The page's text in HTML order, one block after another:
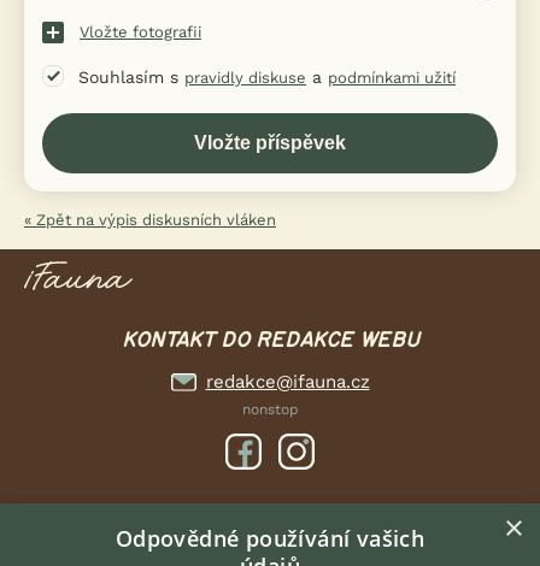
Vložte fotografii
Souhlasím s pravidly diskuse a podmínkami užití
« Zpět na výpis diskusních vláken
KONTAKT DO REDAKCE WEBU
redakce@ifauna.cz
nonstop
DOMOVSKÁ STRÁNKA
INZERCE
×
Odpovědné používání vašich